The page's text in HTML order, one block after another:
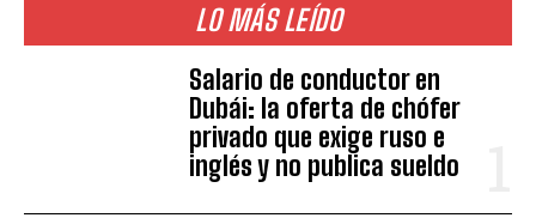
LO MÁS LEÍDO
Salario de conductor en
Dubái: la oferta de chófer
privado que exige ruso e
inglés y no publica sueldo